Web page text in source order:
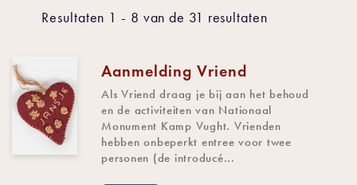
Resultaten 1 - 8 van de 31 resultaten
Aanmelding Vriend
Als Vriend draag je bij aan het behoud
en de activiteiten van Nationaal
Monument Kamp Vught. Vrienden
hebben onbeperkt entree voor twee
personen (de introducé...